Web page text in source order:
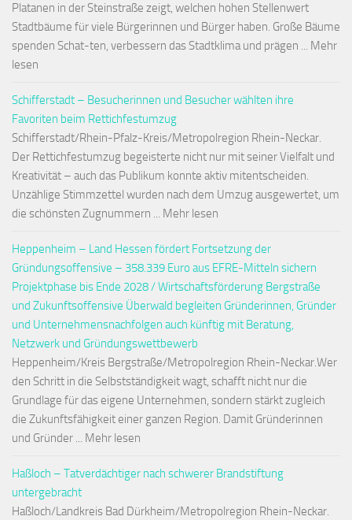
Platanen in der Steinstraße zeigt, welchen hohen Stellenwert
Stadtbäume für viele Bürgerinnen und Bürger haben. Große Bäume
spenden Schat-ten, verbessern das Stadtklima und prägen ... Mehr
lesen
Schifferstadt – Besucherinnen und Besucher wählten ihre
Favoriten beim Rettichfestumzug
Schifferstadt/Rhein-Pfalz-Kreis/Metropolregion Rhein-Neckar.
Der Rettichfestumzug begeisterte nicht nur mit seiner Vielfalt und
Kreativität – auch das Publikum konnte aktiv mitentscheiden.
Unzählige Stimmzettel wurden nach dem Umzug ausgewertet, um
die schönsten Zugnummern ... Mehr lesen
Heppenheim – Land Hessen fördert Fortsetzung der
Gründungsoffensive – 358.339 Euro aus EFRE-Mitteln sichern
Projektphase bis Ende 2028 / Wirtschaftsförderung Bergstraße
und Zukunftsoffensive Überwald begleiten Gründerinnen, Gründer
und Unternehmensnachfolgen auch künftig mit Beratung,
Netzwerk und Gründungswettbewerb
Heppenheim/Kreis Bergstraße/Metropolregion Rhein-Neckar.Wer
den Schritt in die Selbstständigkeit wagt, schafft nicht nur die
Grundlage für das eigene Unternehmen, sondern stärkt zugleich
die Zukunftsfähigkeit einer ganzen Region. Damit Gründerinnen
und Gründer ... Mehr lesen
Haßloch – Tatverdächtiger nach schwerer Brandstiftung
untergebracht
Haßloch/Landkreis Bad Dürkheim/Metropolregion Rhein-Neckar.